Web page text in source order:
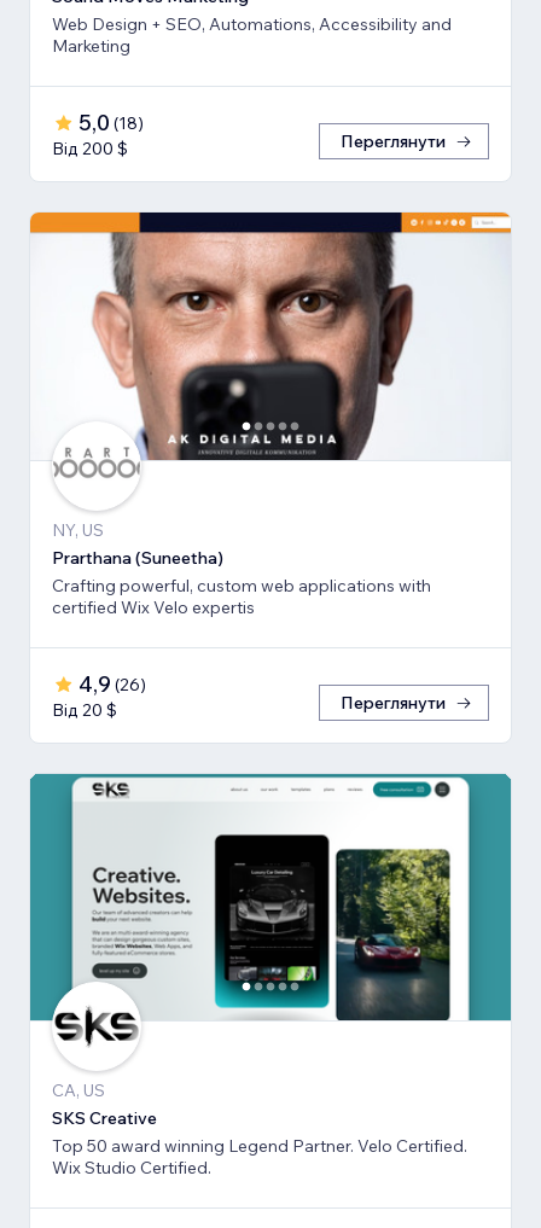
Web Design + SEO, Automations, Accessibility and
Marketing
5,0 (18)
Від 200 $
Переглянути
NY, US
Prarthana (Suneetha)
Crafting powerful, custom web applications with
certified Wix Velo expertis
4,9 (26)
Від 20 $
Переглянути
CA, US
SKS Creative
Top 50 award winning Legend Partner. Velo Certified.
Wix Studio Certified.